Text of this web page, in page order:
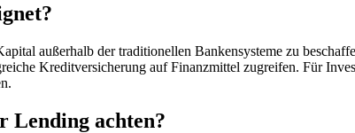
außerhalb der traditionellen Bankensysteme zu
Kreditversicherung auf Finanzmittel zugreifen. Für
Lending achten?